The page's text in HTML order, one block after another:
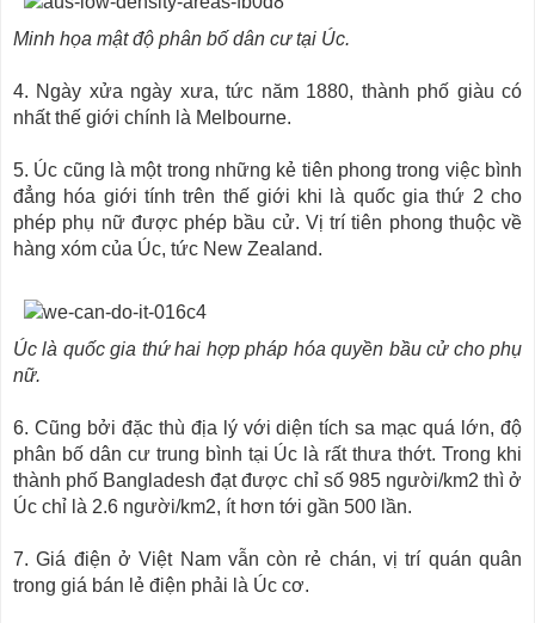
Minh họa mật độ phân bố dân cư tại Úc.
4. Ngày xửa ngày xưa, tức năm 1880, thành phố giàu có
nhất thế giới chính là Melbourne.
5. Úc cũng là một trong những kẻ tiên phong trong việc bình
đẳng hóa giới tính trên thế giới khi là quốc gia thứ 2 cho
phép phụ nữ được phép bầu cử. Vị trí tiên phong thuộc về
hàng xóm của Úc, tức New Zealand.
Úc là quốc gia thứ hai hợp pháp hóa quyền bầu cử cho phụ
nữ.
6. Cũng bởi đặc thù địa lý với diện tích sa mạc quá lớn, độ
phân bố dân cư trung bình tại Úc là rất thưa thớt. Trong khi
thành phố Bangladesh đạt được chỉ số 985 người/km2 thì ở
Úc chỉ là 2.6 người/km2, ít hơn tới gần 500 lần.
7. Giá điện ở Việt Nam vẫn còn rẻ chán, vị trí quán quân
trong giá bán lẻ điện phải là Úc cơ.